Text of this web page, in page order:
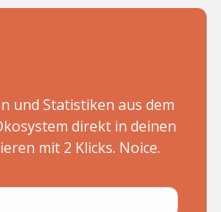
und Statistiken aus dem
direkt in deinen
mit 2 Klicks. Noice.